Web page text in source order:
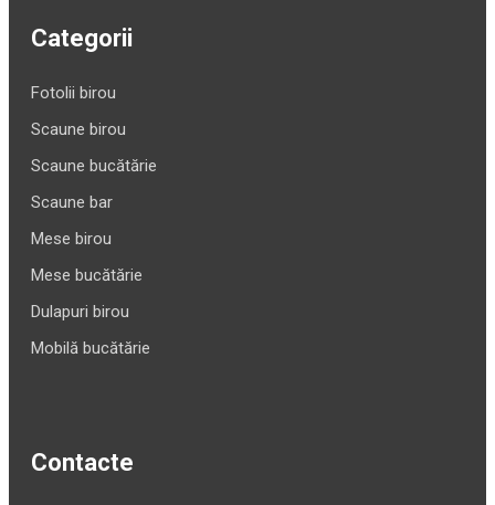
Categorii
Fotolii birou
Scaune birou
Scaune bucătărie
Scaune bar
Mese birou
Mese bucătărie
Dulapuri birou
Mobilă bucătărie
Contacte